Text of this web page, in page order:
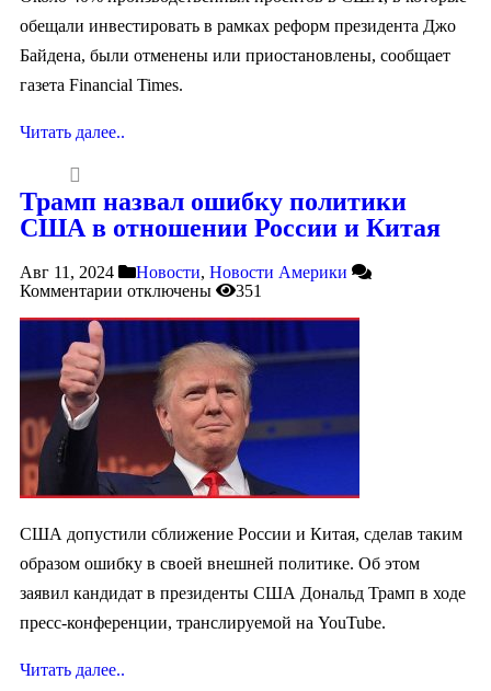
обещали инвестировать в рамках реформ президента Джо
Байдена, были отменены или приостановлены, сообщает
газета Financial Times.
Читать далее..
Трамп назвал ошибку политики
США в отношении России и Китая
Авг 11, 2024 Новости, Новости Америки
Комментарии отключены 351
США допустили сближение России и Китая, сделав таким
образом ошибку в своей внешней политике. Об этом
заявил кандидат в президенты США Дональд Трамп в ходе
пресс-конференции, транслируемой на YouTube.
Читать далее..